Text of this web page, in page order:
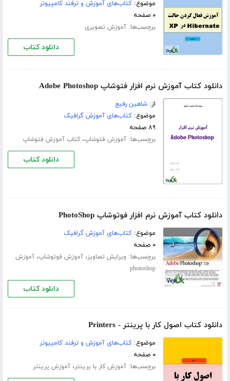
موضوع:کتاب‌های آموزش و ترفند کامپیوتر
۰ صفحه
برچسب‌ها:آموزش تصویری
دانلود کتاب
دانلود کتاب آموزش نرم افزار فتوشاپ Adobe Photoshop
از:شاهین رفیع
موضوع:کتاب‌های آموزش گرافیک
۸۹ صفحه
برچسب‌ها:آموزش فتوشاپ،کتاب آموزش فتوشاپ
دانلود کتاب
دانلود کتاب آموزش نرم افزار فوتوشاپ PhotoShop
موضوع:کتاب‌های آموزش گرافیک
۰ صفحه
برچسب‌ها: ویرایش تصاویز،آموزش فوتوشاپ،آموزش
photoshop
دانلود کتاب
دانلود کتاب اصول کار با پرینتر - Printers
موضوع:کتاب‌های آموزش و ترفند کامپیوتر
۰ صفحه
برچسب‌ها:آموزش کار با پرینتر،آموزش پرینتر